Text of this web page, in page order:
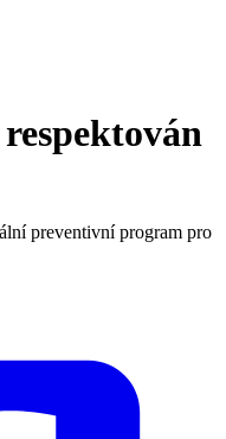
preventivní program pro